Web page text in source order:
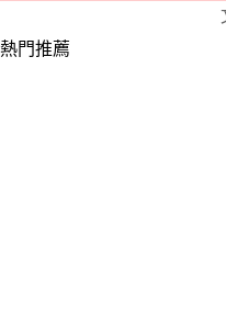
熱門推薦